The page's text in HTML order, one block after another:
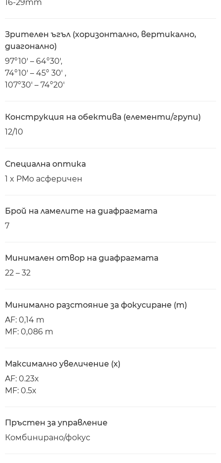
16-29mm
Зрителен ъгъл (хоризонтално, вертикално,
диагонално)
97°10' – 64°30',
74°10' – 45° 30' ,
107°30' – 74°20'
Конструкция на обектива (елементи/групи)
12/10
Специална оптика
1 x PMo асферичен
Брой на ламелите на диафрагмата
7
Минимален отвор на диафрагмата
22 – 32
Минимално разстояние за фокусиране (m)
AF: 0,14 m
MF: 0,086 m
Максимално увеличение (x)
AF: 0.23x
MF: 0.5x
Пръстен за управление
Комбинирано/фокус